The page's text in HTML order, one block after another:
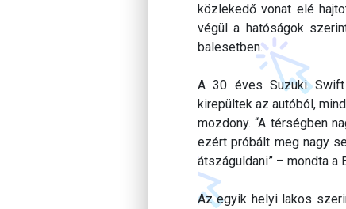
közlekedő vonat elé
végül a hatóságok
balesetben.
A 30 éves Suzuki
kirepültek az autóból,
mozdony. “A térségben
ezért próbált meg nagy
átszáguldani” – mondta a
Az egyik helyi lakos